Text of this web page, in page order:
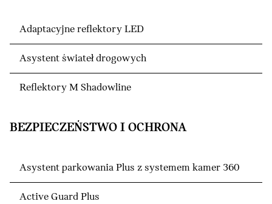
Adaptacyjne reflektory LED
Asystent świateł drogowych
Reflektory M Shadowline
BEZPIECZEŃSTWO I OCHRONA
Asystent parkowania Plus z systemem kamer 360
Active Guard Plus